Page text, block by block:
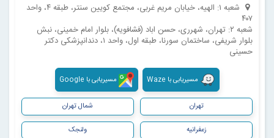
شعبه ۱: الهیه، خیابان مریم غربی، مجتمع کویین سنتر، طبقه ۴، واحد
۴۰۷
شعبه ۲: تهران، شهرری، حسن اباد (فشافویه)، بلوار امام خمینی، نبش
بلوار شریفی، ساختمان سورنا، طبقه اول، واحد ۱، دندانپزشکی دکتر
حسینی
مسیریابی با Waze مسیریابی با Google
تهران شمال تهران
زعفرانیه ولنجک